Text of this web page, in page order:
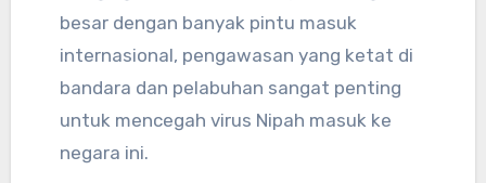
besar dengan banyak pintu masuk
internasional, pengawasan yang ketat di
bandara dan pelabuhan sangat penting
untuk mencegah virus Nipah masuk ke
negara ini.